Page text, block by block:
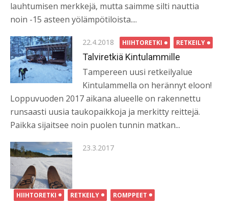
lauhtumisen merkkejä, mutta saimme silti nauttia
noin -15 asteen yölämpötiloista....
Posted
on
22.4.2018 HIIHTORETKI RETKEILY
Talviretkiä Kintulammille
Tampereen uusi retkeilyalue
Kintulammella on herännyt eloon!
Loppuvuoden 2017 aikana alueelle on rakennettu
runsaasti uusia taukopaikkoja ja merkitty reittejä.
Paikka sijaitsee noin puolen tunnin matkan...
Posted
23.3.2017
HIIHTORETKI RETKEILY ROMPPEET